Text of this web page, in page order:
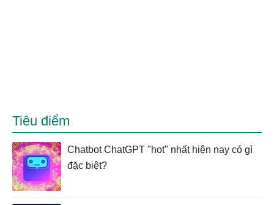
Tiêu điểm
Chatbot ChatGPT "hot" nhất hiện nay có gì
đặc biệt?